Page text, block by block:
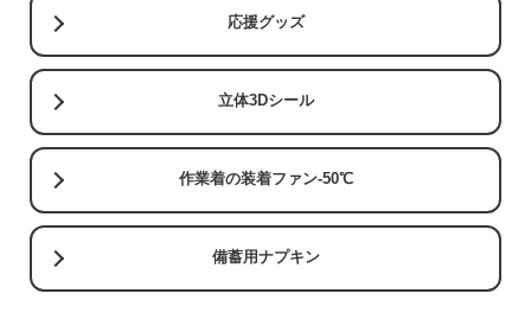
応援グッズ
立体3Dシール
作業着の装着ファン-50℃
備蓄用ナプキン